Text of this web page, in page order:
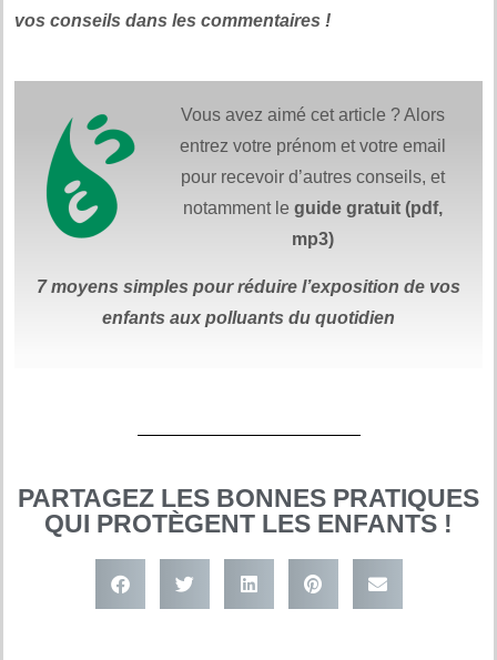
vos conseils dans les commentaires !
Vous avez aimé cet article ? Alors
entrez votre prénom et votre email
pour recevoir d’autres conseils, et
notamment le guide gratuit (pdf,
mp3)
7 moyens simples pour réduire l’exposition de vos
enfants aux polluants du quotidien
PARTAGEZ LES BONNES PRATIQUES
QUI PROTÈGENT LES ENFANTS !